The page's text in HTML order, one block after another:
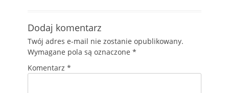
Dodaj komentarz
Twój adres e-mail nie zostanie opublikowany.
Wymagane pola są oznaczone *
Komentarz *